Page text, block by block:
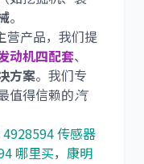
。
营产品，我们提
动机四配套、
方案。我们专
值得信赖的汽
传感器
哪里买， 康明